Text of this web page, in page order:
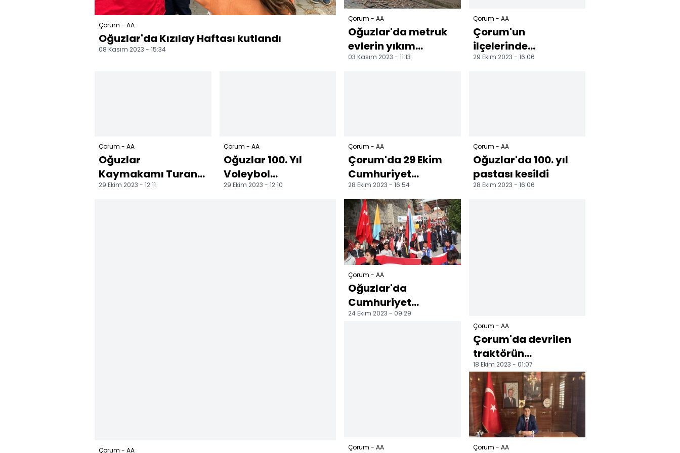
Çorum - AA
Oğuzlar'da Kızılay Haftası kutlandı
08 Kasım 2023 - 15:34
Çorum - AA
Oğuzlar'da metruk
evlerin yıkım
çalışmaları sürüyor
03 Kasım 2023 - 11:13
Çorum - AA
Çorum'un
ilçelerinde
Cumhuriyet'in 100.
29 Ekim 2023 - 16:06
Çorum - AA
Oğuzlar
Kaymakamı Turan,
104 yaşındaki Hacı
29 Ekim 2023 - 12:11
Çorum - AA
Oğuzlar 100. Yıl
Voleybol
Turnuvası'nda
29 Ekim 2023 - 12:10
Çorum - AA
Çorum'da 29 Ekim
Cumhuriyet
Bayramı kutlanıyor
28 Ekim 2023 - 16:54
Çorum - AA
Oğuzlar'da 100. yıl
pastası kesildi
28 Ekim 2023 - 16:06
Çorum - AA
Çorum - AA
Oğuzlar'da
Cumhuriyet
Bayramı
24 Ekim 2023 - 09:29
Çorum - AA
Çorum - AA
Çorum'da devrilen
traktörün
römorkunun altında
kalan kişi yaralandı
18 Ekim 2023 - 01:07
Çorum - AA